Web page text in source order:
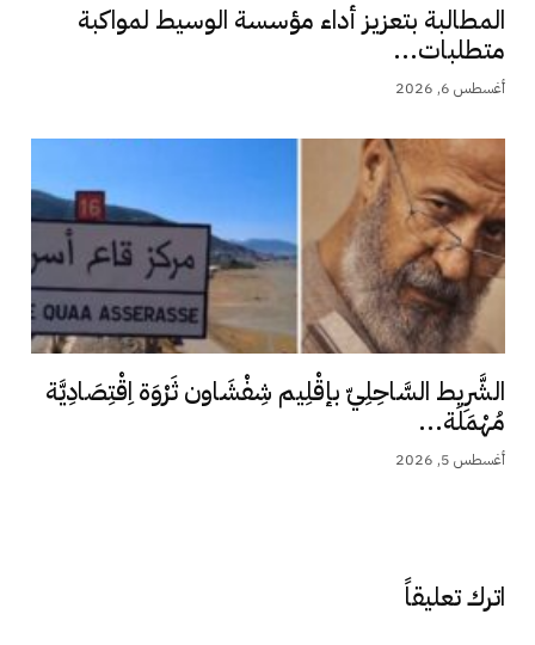
المطالبة بتعزيز أداء مؤسسة الوسيط لمواكبة
متطلبات...
أغسطس 6, 2026
الشَّرِيط السَّاحِلِيّ بإقْلِيم شِفْشَاون ثَرْوَة اِقْتِصَادِيَّة
مُهْمَلَة...
أغسطس 5, 2026
اترك تعليقاً